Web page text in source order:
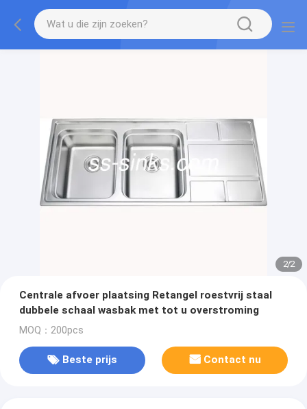
2/2
Centrale afvoer plaatsing Retangel roestvrij staal
dubbele schaal wasbak met tot u overstroming
MOQ：200pcs
Beste prijs Contact nu